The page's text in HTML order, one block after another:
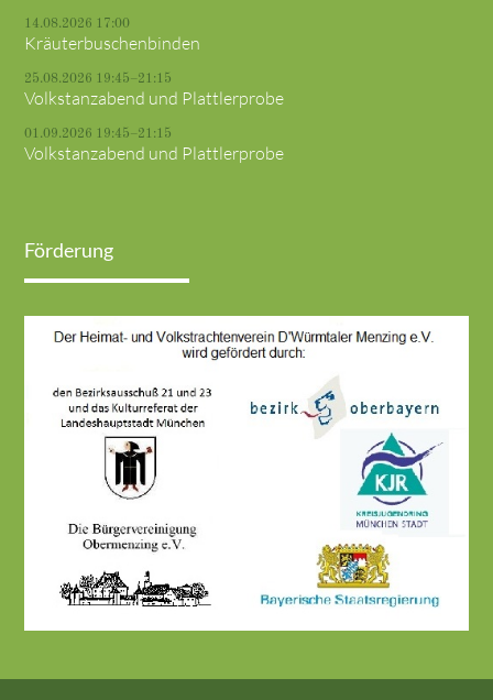
14.08.2026 17:00
Kräuterbuschenbinden
25.08.2026 19:45–21:15
Volkstanzabend und Plattlerprobe
01.09.2026 19:45–21:15
Volkstanzabend und Plattlerprobe
Förderung